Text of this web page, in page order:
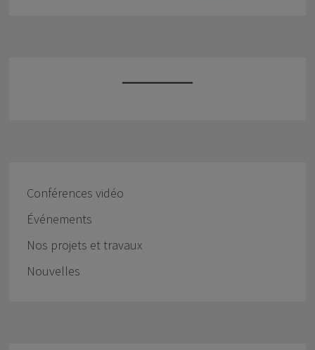
Conférences vidéo
Événements
Nos projets et travaux
Nouvelles